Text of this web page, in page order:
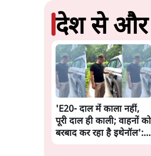
देश से
'E20- दाल में काला नहीं,
पूरी दाल ही काली; वाहनों को
बरबाद कर रहा है इथेनॉल':